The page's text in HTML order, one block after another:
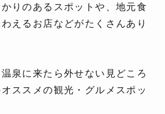
りのあるスポットや、地元食
えるお店などがたくさんあり
泉に来たら外せない見どころ
ススメの観光・グルメスポッ